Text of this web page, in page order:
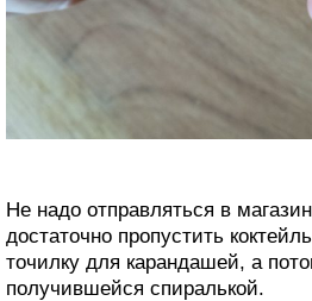
Не надо отправляться в
достаточно пропустить
точилку для карандашей, а
получившейся спиралькой.